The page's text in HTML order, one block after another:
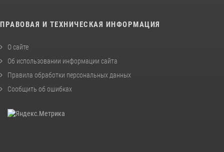
ПРАВОВАЯ И ТЕХНИЧЕСКАЯ ИНФОРМАЦИЯ
О сайте
Об использовании информации сайта
Правила обработки персональных данных
Сообщить об ошибках